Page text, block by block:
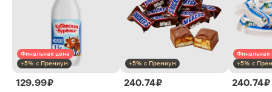
Финальная цена
+5% с Премиум
129.99 ₽
+5% с Премиум
240.74 ₽
Финальная
+5% с
240.74 ₽